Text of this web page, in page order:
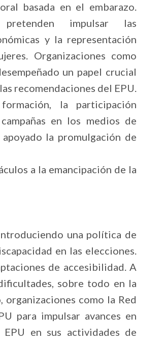
basada en el embarazo.
impulsar las
y la representación
Organizaciones como
un papel crucial
recomendaciones del EPU.
la participación
en los medios de
la promulgación de
a la emancipación de la
una política de
en las elecciones.
de accesibilidad. A
sobre todo en la
como la Red
para impulsar avances en
en sus actividades de